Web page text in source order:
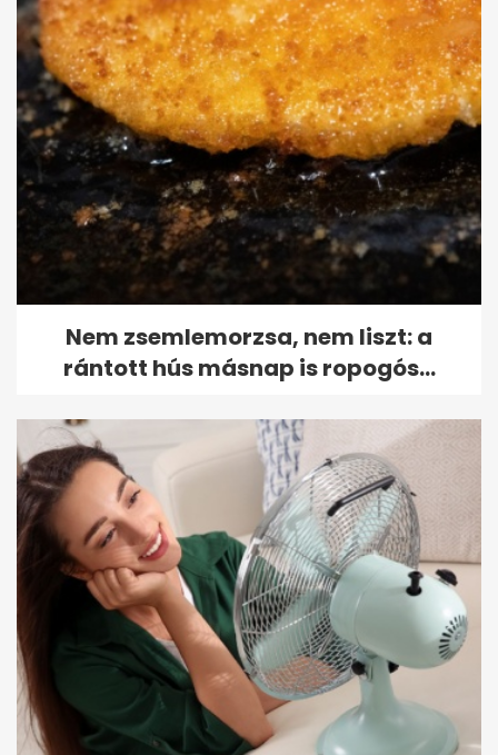
Nem zsemlemorzsa, nem liszt: a
rántott hús másnap is ropogós...